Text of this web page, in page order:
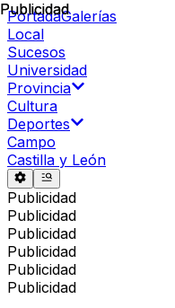
PortadaGalerías
Local
Sucesos
Universidad
Provincia
Cultura
Deportes
Campo
Castilla y León
Publicidad
Publicidad
Publicidad
Publicidad
Publicidad
Publicidad
Publicidad
Publicidad